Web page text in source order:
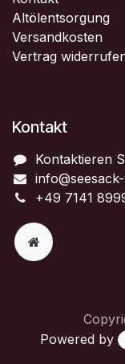
Altölentsorgung
Versandkosten
Vertrag
Kontakt
Kontaktieren
+49 7141
Powered by